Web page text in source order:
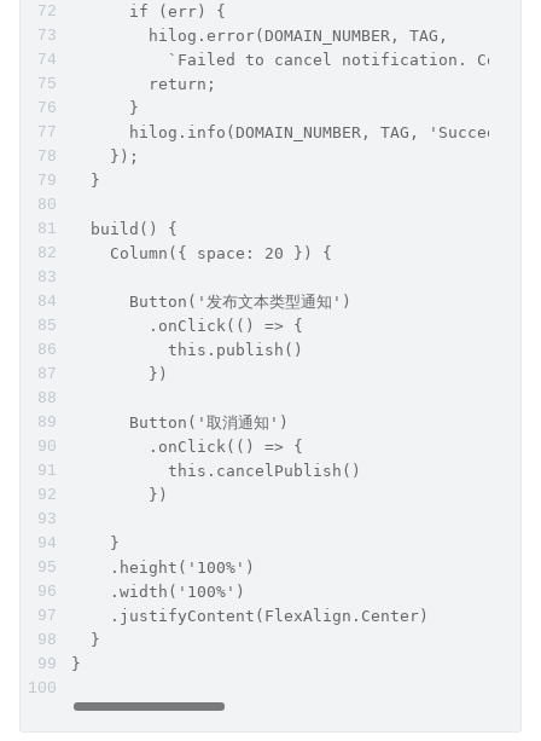
      if (err) {
        hilog.error(DOMAIN_NUMBER, TAG,
`Failed to cancel notification. Code
        return;
      }
hilog.info(DOMAIN_NUMBER, TAG, 'Succeeded
    });
  }
  build() {
    Column({ space: 20 }) {
      Button('发布文本类型通知')
        .onClick(() => {
          this.publish()
        })
      Button('取消通知')
        .onClick(() => {
          this.cancelPublish()
        })
    }
    .height('100%')
    .width('100%')
    .justifyContent(FlexAlign.Center)
  }
}